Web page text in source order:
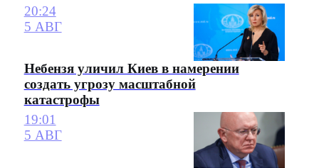
20:24
5 АВГ
Небензя уличил Киев в намерении
создать угрозу масштабной
катастрофы
19:01
5 АВГ